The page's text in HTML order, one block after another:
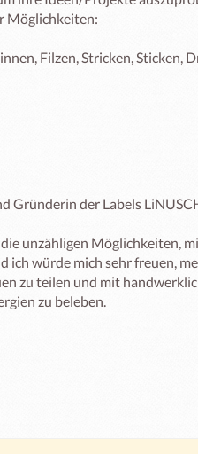
Möglichkeiten:
Filzen, Stricken, Sticken,
Gründerin der Labels
unzähligen Möglichkeiten,
ich würde mich sehr freuen,
zu teilen und mit
zu beleben.